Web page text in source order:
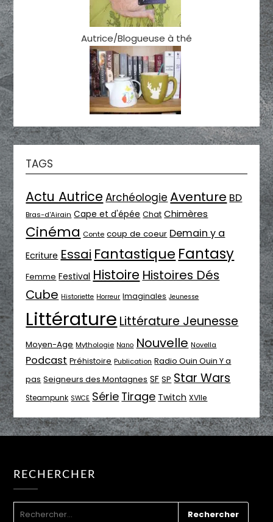
Autrice/Blogueuse à thé
TAGS
Actu Autrice Archéologie Aventure BD
Bras-d'Airain Cape et d'épée Chat Chimères
Cinéma Conte coup de coeur Demain y a
Ecriture Essai Fantastique Fantasy
Femme Festival Histoire Histoires Dés
Cube Historiette Horreur Imaginales Jeunesse
Littérature Littérature Jeunesse
Moyen-Age Mythologie Nano Nouvelle Novella
Podcast Préhistoire Publication Radio Ouin Ouin Y a
pas Seigneurs des Montagnes SF SP Star Wars
Steampunk SWCE Série Tirage Twitch XVIIe
RECHERCHER